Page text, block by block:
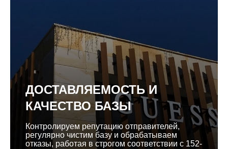
ДОСТАВЛЯЕМОСТЬ И
КАЧЕСТВО БАЗЫ
Контролируем репутацию отправителей,
регулярно чистим базу и обрабатываем
отказы, работая в строгом соответствии с 152-